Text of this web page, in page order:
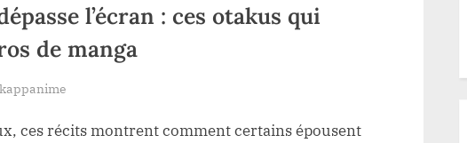
l’écran : ces otakus qui
de manga
ces récits montrent comment certains épousent